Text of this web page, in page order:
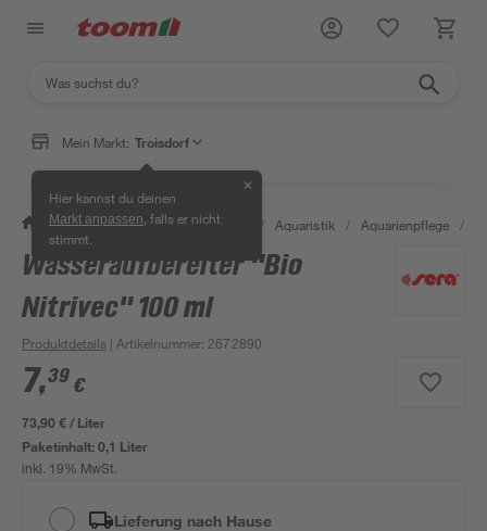
Mein Markt: Troisdorf
Hier kannst du deinen
Markt anpassen , falls er nicht
stimmt.
✕
/ Garten & Freizeit / Tierbedarf / Aquaristik / Aquarienpflege /
Wasseraufbereiter "Bio
Nitrivec" 100 ml
Produktdetails | Artikelnummer: 2672890
7,39 €
73,90 € / Liter
Paketinhalt:0,1 Liter
inkl. 19% MwSt.
Lieferung nach Hause